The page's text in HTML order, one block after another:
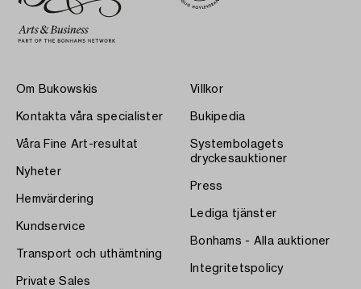
Om Bukowskis
Kontakta våra specialister
Våra Fine Art-resultat
Nyheter
Hemvärdering
Kundservice
Transport och uthämtning
Private Sales
Villkor
Bukipedia
Systembolagets
dryckesauktioner
Press
Lediga tjänster
Bonhams - Alla auktioner
Integritetspolicy